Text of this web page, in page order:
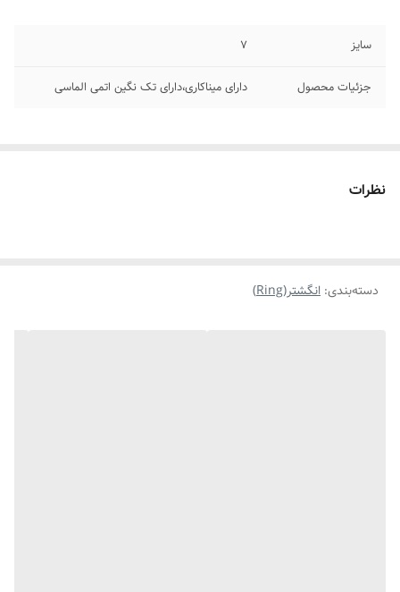
سایز ۷
جزئیات محصول دارای میناکاری،دارای تک نگین اتمی الماسی
نظرات
دسته‌بندی: انگشتر(Ring)